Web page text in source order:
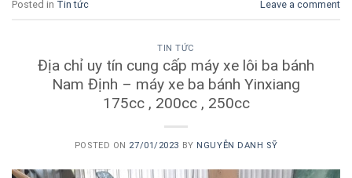
Posted in Tin tức Leave a comment
TIN TỨC
Địa chỉ uy tín cung cấp máy xe lôi ba bánh
Nam Định – máy xe ba bánh Yinxiang
175cc , 200cc , 250cc
POSTED ON 27/01/2023 BY NGUYỄN DANH SỸ